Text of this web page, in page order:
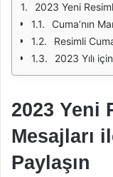
2023 Yeni
Cuma’nın
Resimli
2023 Yılı
2023 Yeni
Mesajları
Paylaşın